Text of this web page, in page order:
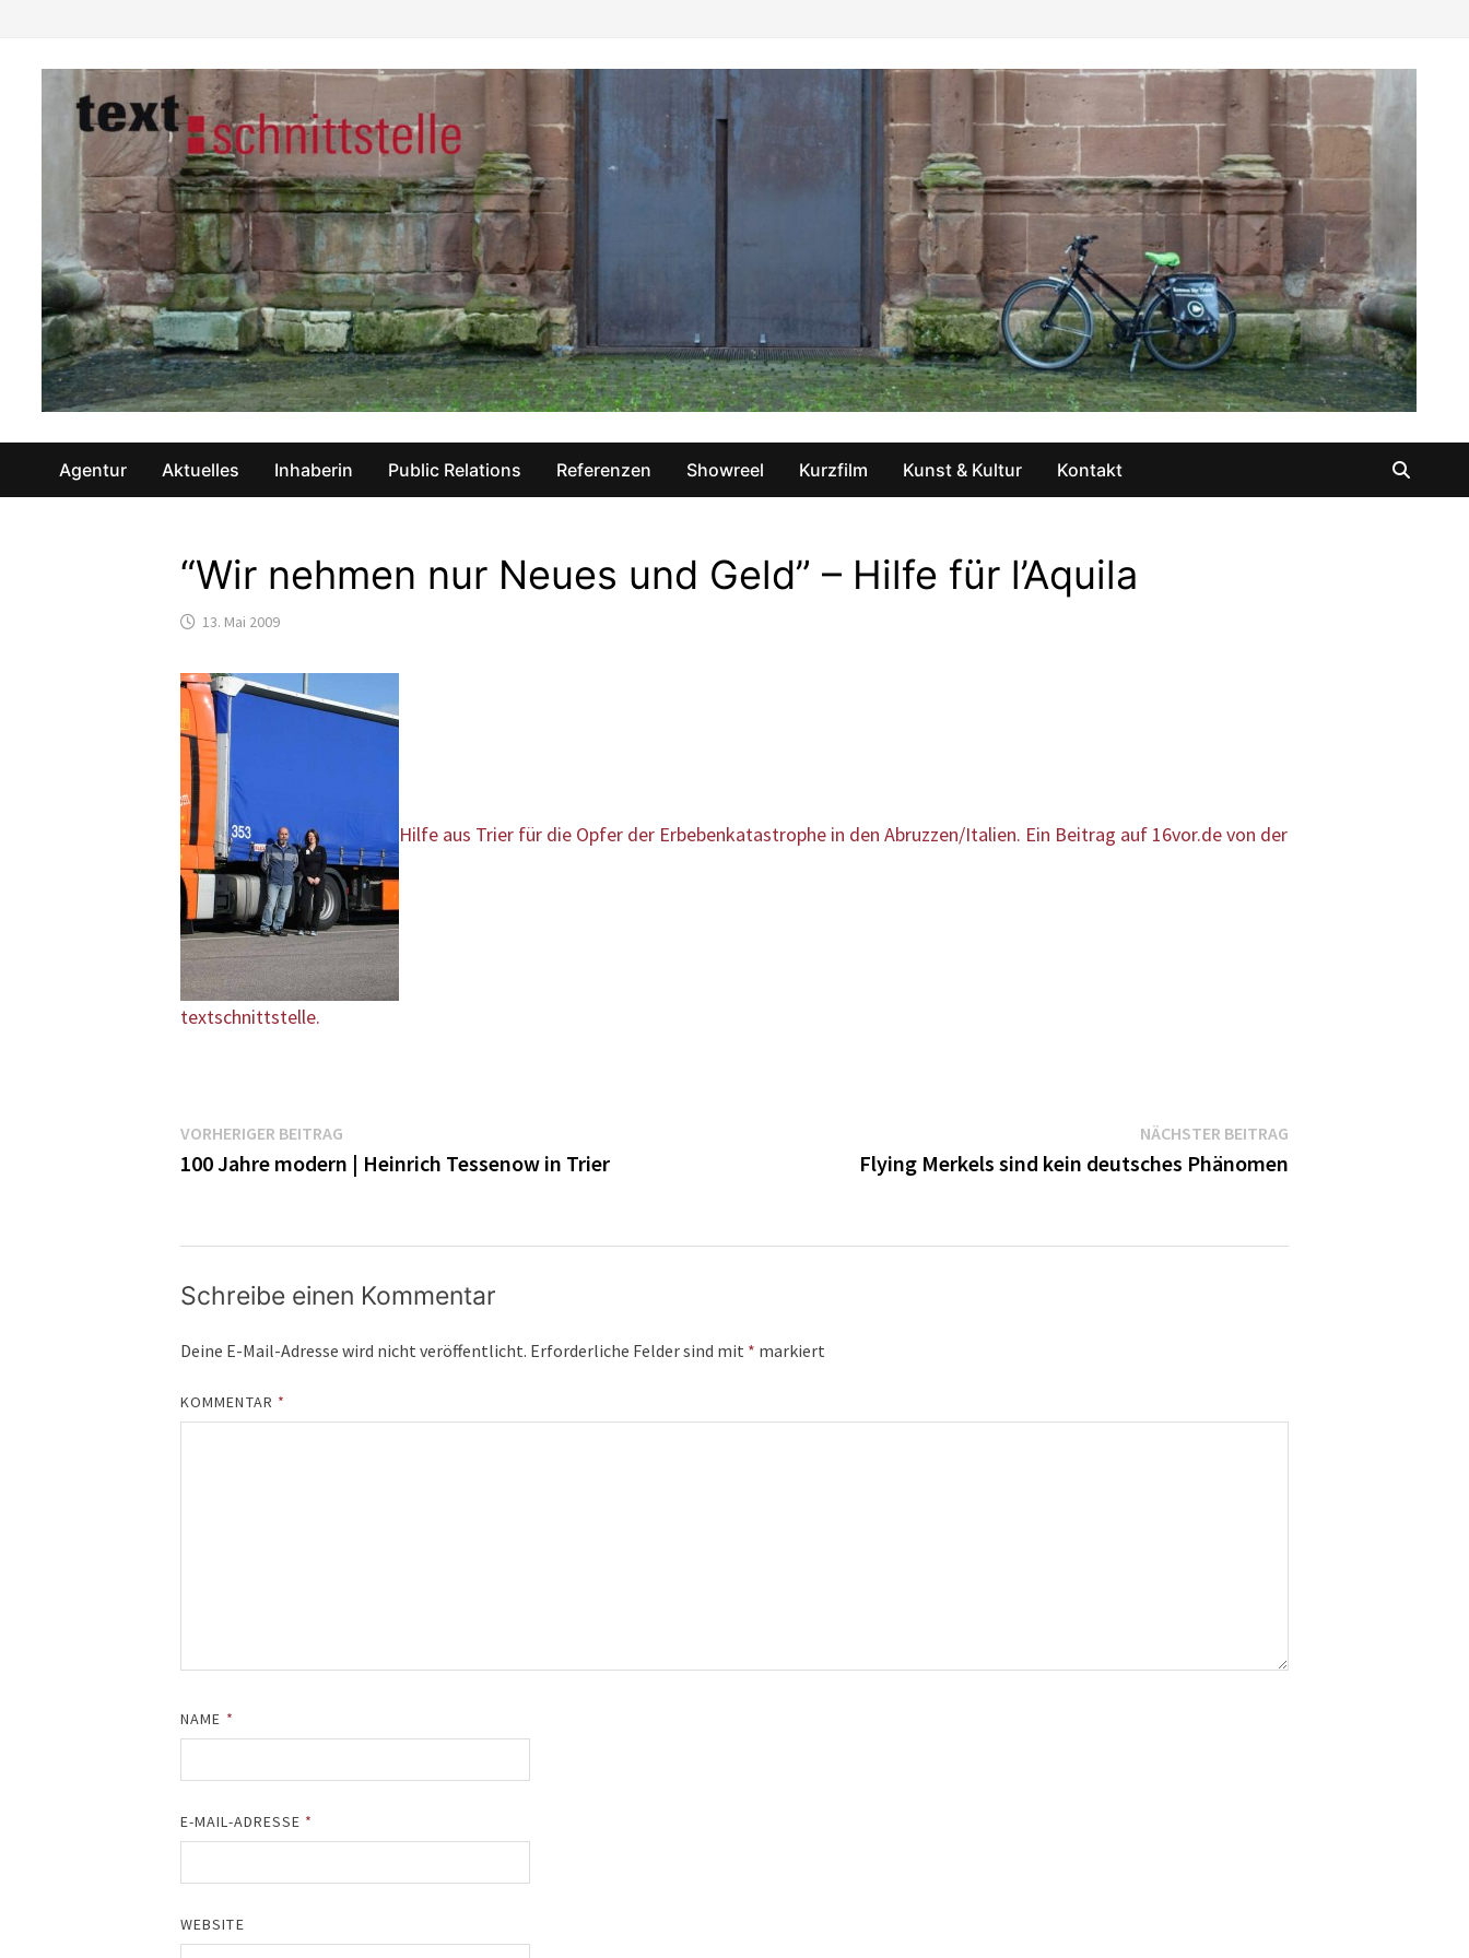
springen
Agentur Aktuelles Inhaberin Public Relations Referenzen Showreel Kurzfilm Kunst & Kultur Kontakt
“Wir nehmen nur Neues und Geld” – Hilfe für l’Aquila
13. Mai 2009
Hilfe aus Trier für die Opfer der Erbebenkatastrophe in den Abruzzen/Italien. Ein Beitrag auf 16vor.de von der
textschnittstelle.
Beitragsnavigation
VORHERIGER BEITRAG
Beitrag:
100 Jahre modern | Heinrich Tessenow in Trier
NÄCHSTER BEITRAGNächster
Beitrag:
Flying Merkels sind kein deutsches Phänomen
Schreibe einen Kommentar
Deine E-Mail-Adresse wird nicht veröffentlicht. Erforderliche Felder sind mit * markiert
KOMMENTAR *
NAME *
E-MAIL-ADRESSE *
WEBSITE